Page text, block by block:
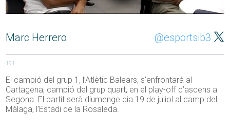
Marc Herrero @esportsib3
191
El campió del grup 1, l’Atlètic Balears, s’enfrontarà al
Cartagena, campió del grup quart, en el play-off d’ascens a
Segona. El partit serà diumenge dia 19 de juliol al camp del
Màlaga, l’Estadi de la Rosaleda.